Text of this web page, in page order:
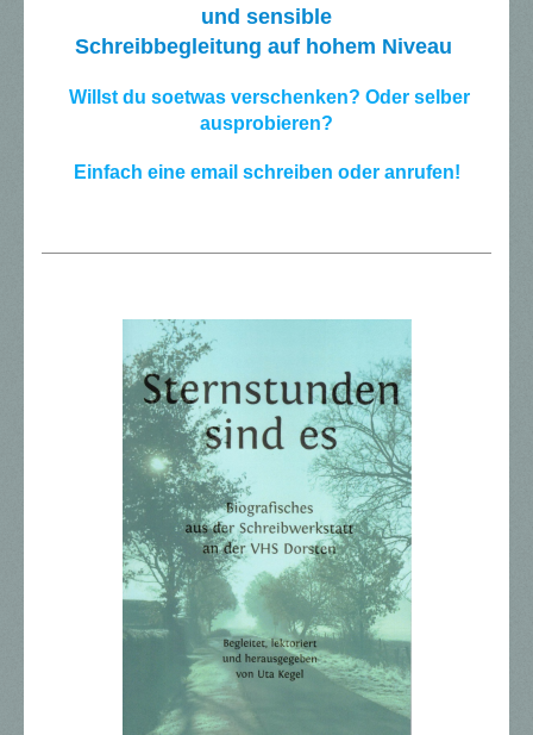
und sensible
Schreibbegleitung auf hohem Niveau
Willst du soetwas verschenken? Oder selber
ausprobieren?
Einfach eine email schreiben oder anrufen!